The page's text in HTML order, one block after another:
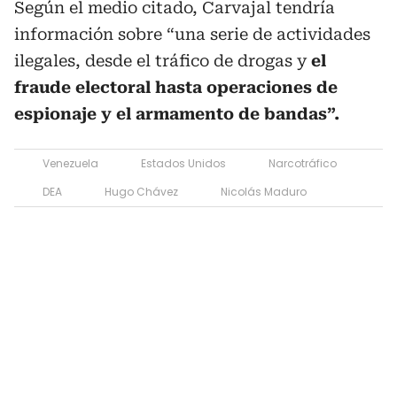
Según el medio citado, Carvajal tendría
información sobre “una serie de actividades
ilegales, desde el tráfico de drogas yel
fraude electoral hasta operaciones de
espionaje y el armamento de bandas”.
Venezuela Estados Unidos
Narcotráfico
DEA
Hugo Chávez Nicolás Maduro